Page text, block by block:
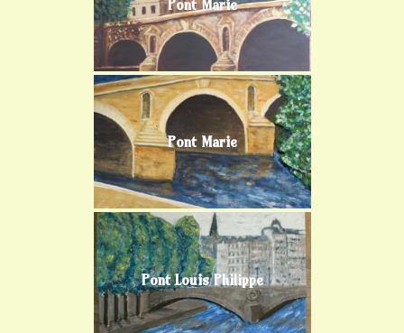
Pont Marie
Pont Marie
Pont Louis Philippe